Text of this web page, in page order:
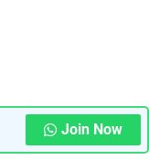
Join Now